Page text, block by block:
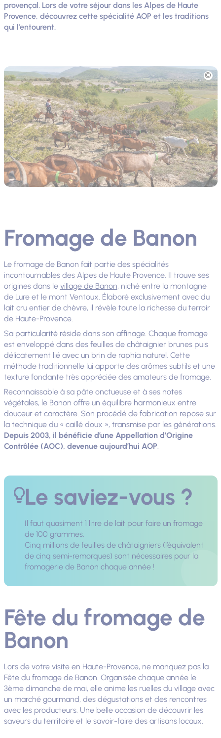
provençal. Lors de votre séjour dans les Alpes de Haute
Provence, découvrez cette spécialité AOP et les traditions
qui l'entourent.
Photo
Fromage de Banon
Le fromage de Banon fait partie des spécialités
incontournables des Alpes de Haute Provence. Il trouve ses
origines dans le village de Banon, niché entre la montagne
de Lure et le mont Ventoux. Élaboré exclusivement avec du
lait cru entier de chèvre, il révèle toute la richesse du terroir
de Haute-Provence.
Sa particularité réside dans son affinage. Chaque fromage
est enveloppé dans des feuilles de châtaignier brunes puis
délicatement lié avec un brin de raphia naturel. Cette
méthode traditionnelle lui apporte des arômes subtils et une
texture fondante très appréciée des amateurs de fromage.
Reconnaissable à sa pâte onctueuse et à ses notes
végétales, le Banon offre un équilibre harmonieux entre
douceur et caractère. Son procédé de fabrication repose sur
la technique du « caillé doux », transmise par les générations.
Depuis 2003, il bénéficie d’une Appellation d’Origine
Contrôlée (AOC), devenue aujourd’hui AOP
Le saviez-vous ?
Il faut quasiment 1 litre de lait pour faire un fromage
de 100 grammes.
Cinq millions de feuilles de châtaigniers (l’équivalent
de cinq semi-remorques) sont nécessaires pour la
fromagerie de Banon chaque année !
Fête du fromage de
Banon
Lors de votre visite en Haute-Provence, ne manquez pas la
Fête du fromage de Banon. Organisée chaque année le
3ème dimanche de mai, elle anime les ruelles du village avec
un marché gourmand, des dégustations et des rencontres
avec les producteurs. Une belle occasion de découvrir les
saveurs du territoire et le savoir-faire des artisans locaux.